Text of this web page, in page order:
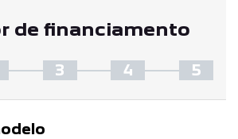
de financiamento